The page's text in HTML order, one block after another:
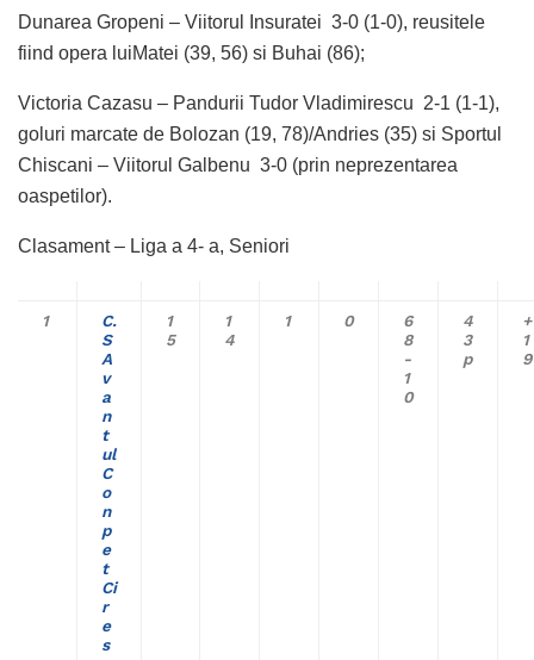
Dunarea Gropeni – Viitorul Insuratei 3-0 (1-0), reusitele
fiind opera luiMatei (39, 56) si Buhai (86);
Victoria Cazasu – Pandurii Tudor Vladimirescu 2-1 (1-1),
goluri marcate de Bolozan (19, 78)/Andries (35) si Sportul
Chiscani – Viitorul Galbenu 3-0 (prin neprezentarea
oaspetilor).
Clasament – Liga a 4- a, Seniori
1
C.
S
A
v
a
n
t
ul
C
o
n
p
e
t
Ci
r
e
s
1
5
1
4
1 0
6
8
-
1
0
4
3
p
+
1
9